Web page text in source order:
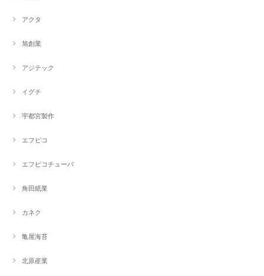
アクタ
旭創業
アジテック
イグチ
宇都宮製作
エフピコ
エフピコチューパ
角田紙業
カネク
亀屋海苔
北原産業